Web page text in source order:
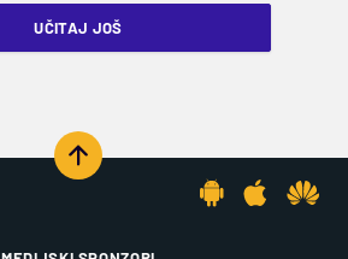
UČITAJ JOŠ